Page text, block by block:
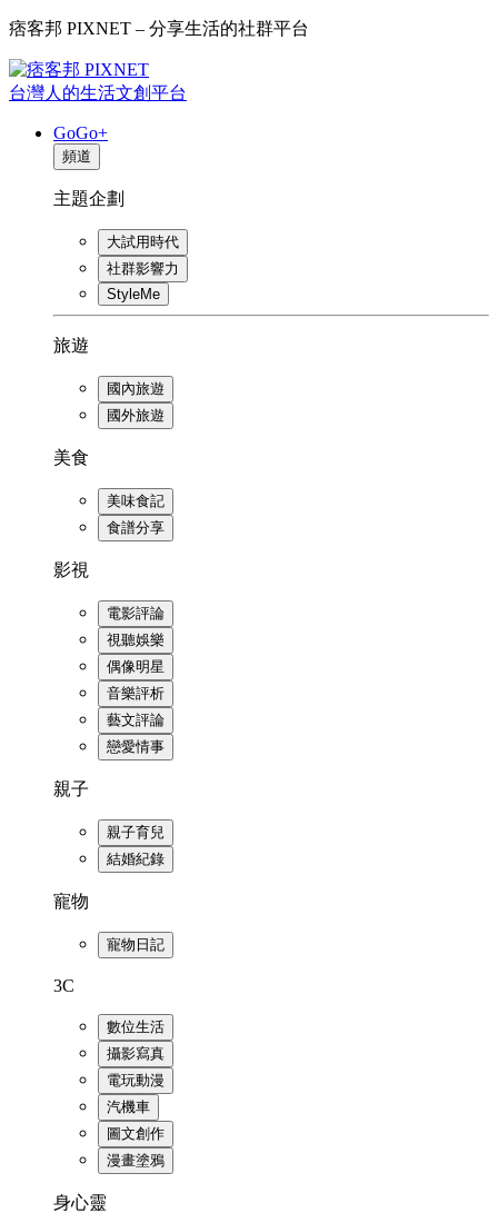
痞客邦 PIXNET – 分享生活的社群平台
台灣人的生活文創平台
GoGo+
頻道
主題企劃
大試用時代
社群影響力
StyleMe
旅遊
國內旅遊
國外旅遊
美食
美味食記
食譜分享
影視
電影評論
視聽娛樂
偶像明星
音樂評析
藝文評論
戀愛情事
親子
親子育兒
結婚紀錄
寵物
寵物日記
3C
數位生活
攝影寫真
電玩動漫
汽機車
圖文創作
漫畫塗鴉
身心靈